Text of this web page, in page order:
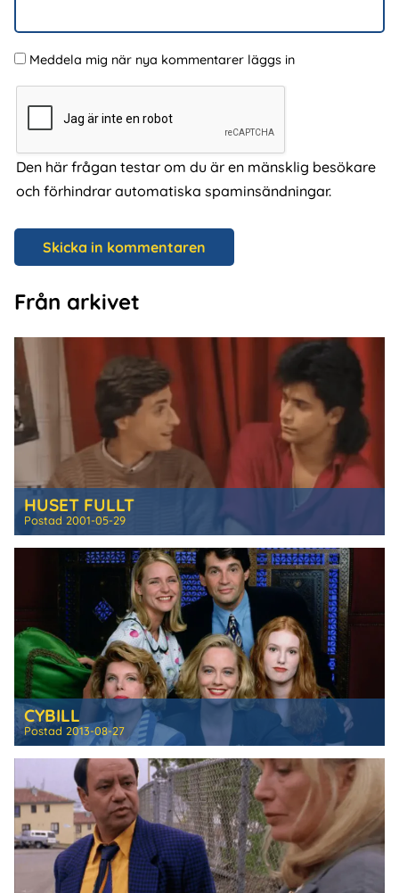
Meddela mig när nya kommentarer läggs in
Den här frågan testar om du är en mänsklig besökare
och förhindrar automatiska spaminsändningar.
Från arkivet
HUSET FULLT
Postad 2001-05-29
CYBILL
Postad 2013-08-27